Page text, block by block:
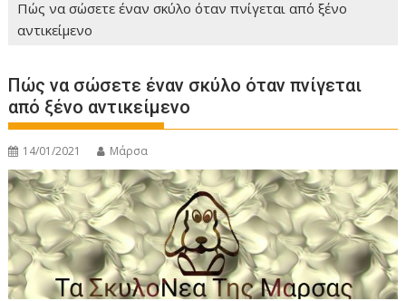
Πώς να σώσετε έναν σκύλο όταν πνίγεται από ξένο
αντικείμενο
Πώς να σώσετε έναν σκύλο όταν πνίγεται
από ξένο αντικείμενο
14/01/2021 Μάρσα